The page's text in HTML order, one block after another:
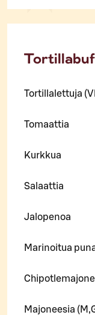
Tortillalettuja
Tomaattia
Kurkkua
Salaattia
Jalopenoa
Marinoitua
Majoneesia